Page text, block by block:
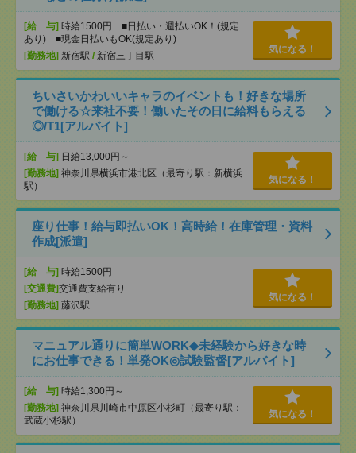
[給 与] 時給1500円 ■日払い・週払いOK！(規定
あり) ■現金日払いもOK(規定あり)
[勤務地] 新宿駅 / 新宿三丁目駅
気になる！
ちいさいかわいいキャラのイベントも！好きな場所
で働ける☆来社不要！働いたその日に給料もらえる
◎/T1[アルバイト]
[給 与] 日給13,000円～
[勤務地] 神奈川県横浜市港北区（最寄り駅：新横浜
駅）
気になる！
座り仕事！給与即払いOK！高時給！在庫管理・資料
作成[派遣]
[給 与] 時給1500円
[交通費]交通費支給有り
[勤務地] 藤沢駅
気になる！
マニュアル通りに簡単WORK◆未経験から好きな時
にお仕事できる！単発OK◎試験監督[アルバイト]
[給 与] 時給1,300円～
[勤務地] 神奈川県川崎市中原区小杉町（最寄り駅：
武蔵小杉駅）
気になる！